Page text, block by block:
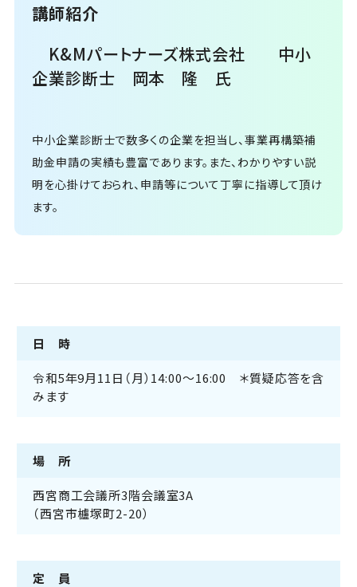
講師紹介
K&Mパートナーズ株式会社 中小
企業診断士 岡本 隆 氏
中小企業診断士で数多くの企業を担当し、事業再構築補
助金申請の実績も豊富であります。また、わかりやすい説
明を心掛けておられ、申請等について丁寧に指導して頂け
ます。
日 時
令和5年9月11日（月）14:00～16:00 ＊質疑応答を含
みます
場 所
西宮商工会議所3階会議室3A
（西宮市櫨塚町2-20）
定 員